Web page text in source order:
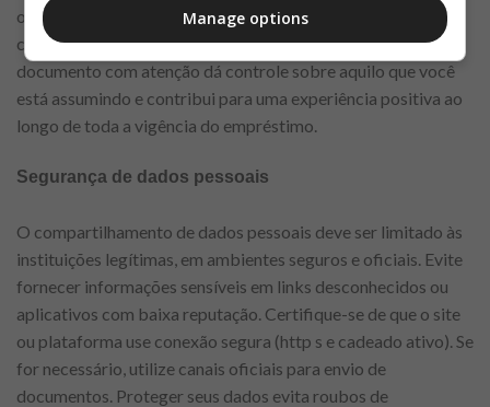
ou na aparência de facilidade. Um contrato mal
compreendido pode gerar obrigações inesperadas. Ler o
documento com atenção dá controle sobre aquilo que você
está assumindo e contribui para uma experiência positiva ao
longo de toda a vigência do empréstimo.
Segurança de dados pessoais
O compartilhamento de dados pessoais deve ser limitado às
instituições legítimas, em ambientes seguros e oficiais. Evite
fornecer informações sensíveis em links desconhecidos ou
aplicativos com baixa reputação. Certifique-se de que o site
ou plataforma use conexão segura (http s e cadeado ativo). Se
for necessário, utilize canais oficiais para envio de
documentos. Proteger seus dados evita roubos de
Manage options